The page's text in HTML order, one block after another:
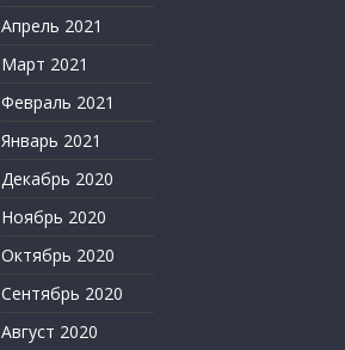
Апрель 2021
Март 2021
Февраль 2021
Январь 2021
Декабрь 2020
Ноябрь 2020
Октябрь 2020
Сентябрь 2020
Август 2020